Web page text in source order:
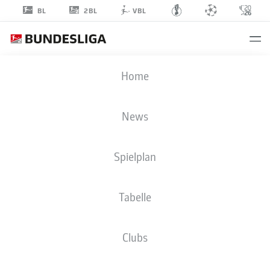
BL 2BL VBL
Home
News
Spielplan
Tabelle
Clubs